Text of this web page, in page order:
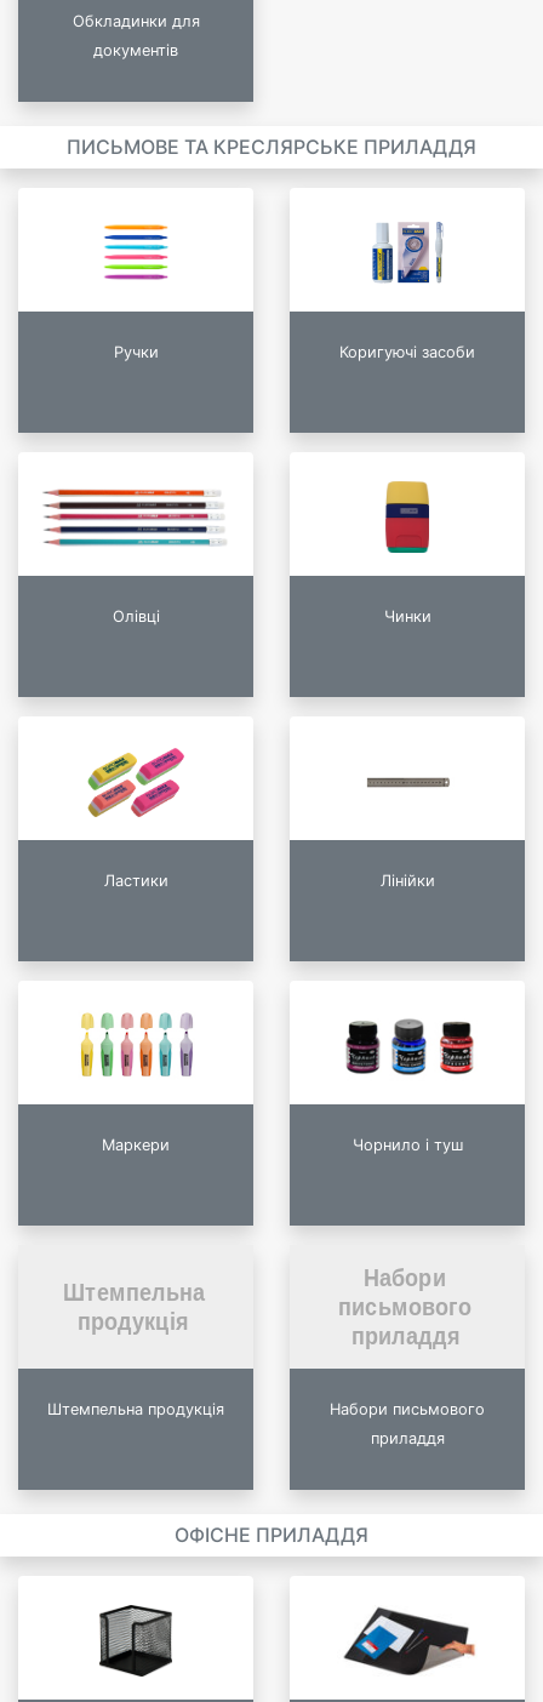
Обкладинки для
документів
ПИСЬМОВЕ ТА КРЕСЛЯРСЬКЕ ПРИЛАДДЯ
Ручки Коригуючі засоби
Олівці Чинки
Ластики Лінійки
Маркери Чорнило і туш
Штемпельна продукція
Набори письмового
приладдя
ОФІСНЕ ПРИЛАДДЯ